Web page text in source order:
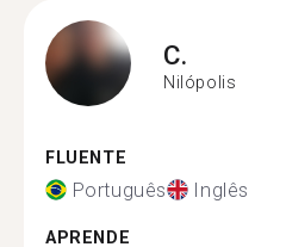
C.
Nilópolis
FLUENTE
Português Inglês
APRENDE